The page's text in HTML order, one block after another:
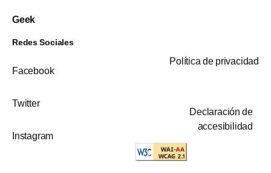
Geek
Redes Sociales
Facebook
Twitter
Instagram
Política de privacidad
Declaración de
accesibilidad